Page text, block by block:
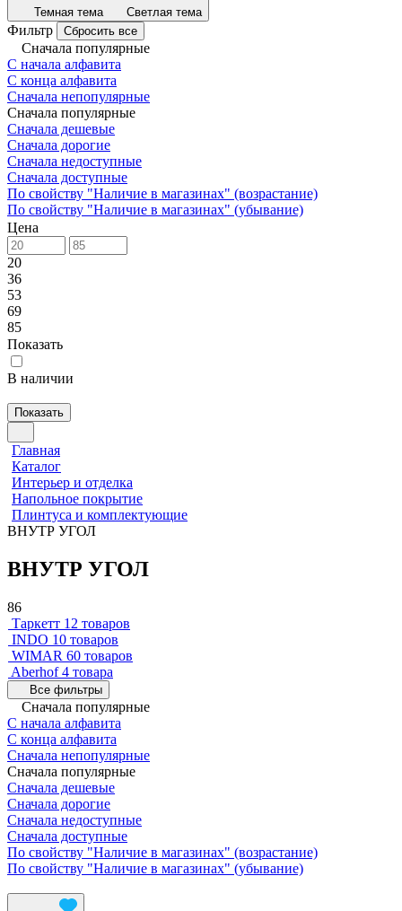
Темная тема Светлая тема
Фильтр Сбросить все
Сначала популярные
С начала алфавита
С конца алфавита
Сначала непопулярные
Сначала популярные
Сначала дешевые
Сначала дорогие
Сначала недоступные
Сначала доступные
По свойству "Наличие в магазинах" (возрастание)
По свойству "Наличие в магазинах" (убывание)
Цена
20
36
53
69
85
Показать
В наличии
Показать
Главная
Каталог
Интерьер и отделка
Напольное покрытие
Плинтуса и комплектующие
ВНУТР УГОЛ
ВНУТР УГОЛ
86
Таркетт 12 товаров
INDO 10 товаров
WIMAR 60 товаров
Aberhof 4 товара
Все фильтры
Сначала популярные
С начала алфавита
С конца алфавита
Сначала непопулярные
Сначала популярные
Сначала дешевые
Сначала дорогие
Сначала недоступные
Сначала доступные
По свойству "Наличие в магазинах" (возрастание)
По свойству "Наличие в магазинах" (убывание)